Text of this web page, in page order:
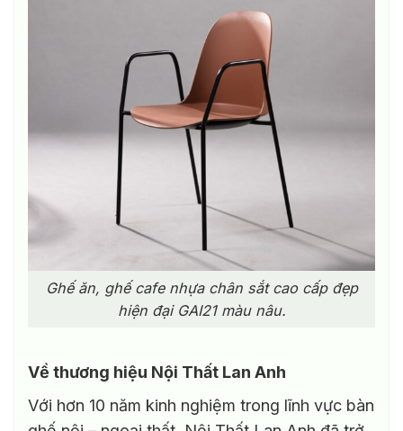
Ghế ăn, ghế cafe nhựa chân sắt cao cấp đẹp
hiện đại GAI21 màu nâu.
Về thương hiệu Nội Thất Lan Anh
Với hơn 10 năm kinh nghiệm trong lĩnh vực bàn